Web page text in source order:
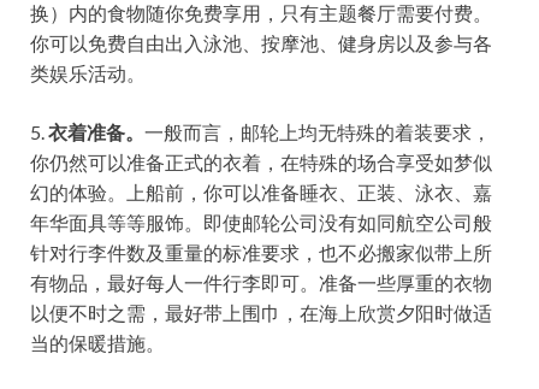
换）内的食物随你免费享用，只有主题餐厅需要付费。
你可以免费自由出入泳池、按摩池、健身房以及参与各
类娱乐活动。
5.衣着准备。 一般而言，邮轮上均无特殊的着装要求，
你仍然可以准备正式的衣着，在特殊的场合享受如梦似
幻的体验。上船前，你可以准备睡衣、正装、泳衣、嘉
年华面具等等服饰。即使邮轮公司没有如同航空公司般
针对行李件数及重量的标准要求，也不必搬家似带上所
有物品，最好每人一件行李即可。准备一些厚重的衣物
以便不时之需，最好带上围巾，在海上欣赏夕阳时做适
当的保暖措施。